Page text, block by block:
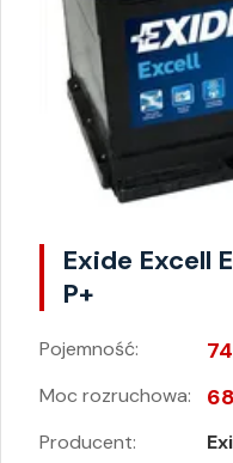
Exide Excell
P+
Pojemność:
Moc rozruchowa:
Producent: